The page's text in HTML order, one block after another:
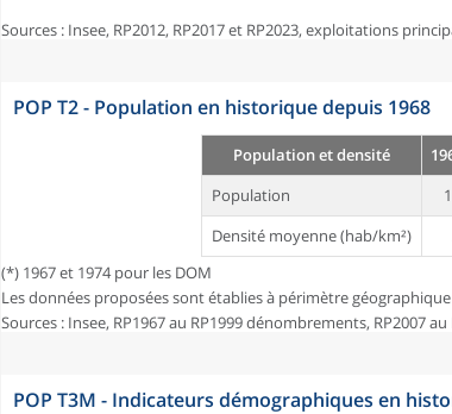
Sources : Insee, RP2012, RP2017 et RP2023, exploitations
POP T2 - Population en historique depuis 1968
Population et densité
Population
Densité moyenne (hab/km²)
(*) 1967 et 1974 pour les DOM
Les données proposées sont établies à périmètre
Sources : Insee, RP1967 au RP1999 dénombrements, RP2007
POP T3M - Indicateurs démographiques en